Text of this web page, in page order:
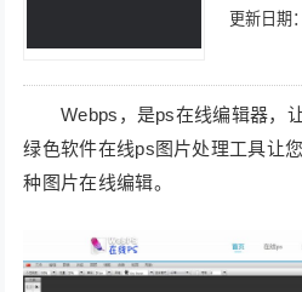
更新日期
Webps，是ps在线编辑器，让
绿色软件在线ps图片处理工具让
种图片在线编辑。